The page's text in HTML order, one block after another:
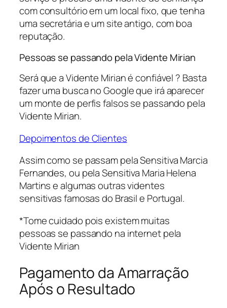
com consultório em um local fixo, que tenha
uma secretária e um site antigo, com boa
reputação.
Pessoas se passando pela Vidente Mirian
Será que a Vidente Mirian é confiável ? Basta
fazer uma busca no Google que irá aparecer
um monte de perfis falsos se passando pela
Vidente Mirian.
Depoimentos de Clientes
Assim como se passam pela Sensitiva Marcia
Fernandes, ou pela Sensitiva Maria Helena
Martins e algumas outras videntes
sensitivas famosas do Brasil e Portugal.
*Tome cuidado pois existem muitas
pessoas se passando na internet pela
Vidente Mirian
Pagamento da Amarração
Após o Resultado